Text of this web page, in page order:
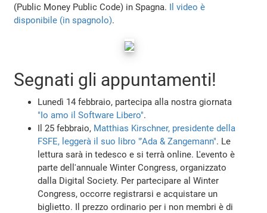
(Public Money Public Code) in Spagna. Il video è
disponibile (in spagnolo).
Segnati gli appuntamenti!
Lunedì 14 febbraio, partecipa alla nostra giornata
"Io amo il Software Libero".
Il 25 febbraio, Matthias Kirschner, presidente della
FSFE, leggerà il suo libro "'Ada & Zangemann". Le
lettura sarà in tedesco e si terrà online. L'evento è
parte dell'annuale Winter Congress, organizzato
dalla Digital Society. Per partecipare al Winter
Congress, occorre registrarsi e acquistare un
biglietto. Il prezzo ordinario per i non membri è di